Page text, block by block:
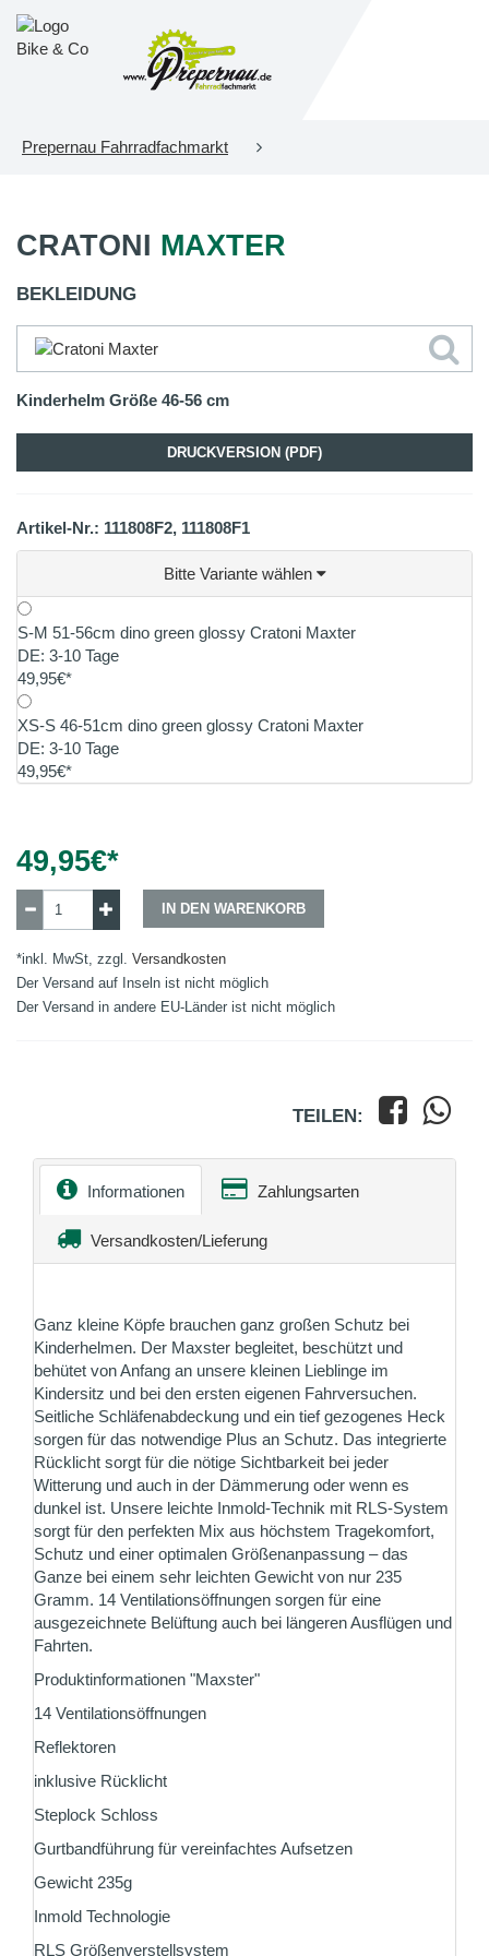
Prepernau Fahrradfachmarkt
CRATONI MAXTER
BEKLEIDUNG
Kinderhelm Größe 46-56 cm
DRUCKVERSION (PDF)
Artikel-Nr.: 111808F2, 111808F1
Bitte Variante wählen
S-M 51-56cm dino green glossy Cratoni Maxter
DE: 3-10 Tage
49,95€*
XS-S 46-51cm dino green glossy Cratoni Maxter
DE: 3-10 Tage
49,95€*
49,95€*
IN DEN WARENKORB
*inkl. MwSt, zzgl. Versandkosten
Der Versand auf Inseln ist nicht möglich
Der Versand in andere EU-Länder ist nicht möglich
TEILEN:
Informationen Zahlungsarten
Versandkosten/Lieferung
Ganz kleine Köpfe brauchen ganz großen Schutz bei
Kinderhelmen. Der Maxster begleitet, beschützt und
behütet von Anfang an unsere kleinen Lieblinge im
Kindersitz und bei den ersten eigenen Fahrversuchen.
Seitliche Schläfenabdeckung und ein tief gezogenes Heck
sorgen für das notwendige Plus an Schutz. Das integrierte
Rücklicht sorgt für die nötige Sichtbarkeit bei jeder
Witterung und auch in der Dämmerung oder wenn es
dunkel ist. Unsere leichte Inmold-Technik mit RLS-System
sorgt für den perfekten Mix aus höchstem Tragekomfort,
Schutz und einer optimalen Größenanpassung – das
Ganze bei einem sehr leichten Gewicht von nur 235
Gramm. 14 Ventilationsöffnungen sorgen für eine
ausgezeichnete Belüftung auch bei längeren Ausflügen und
Fahrten.
Produktinformationen "Maxster"
14 Ventilationsöffnungen
Reflektoren
inklusive Rücklicht
Steplock Schloss
Gurtbandführung für vereinfachtes Aufsetzen
Gewicht 235g
Inmold Technologie
RLS Größenverstellsystem